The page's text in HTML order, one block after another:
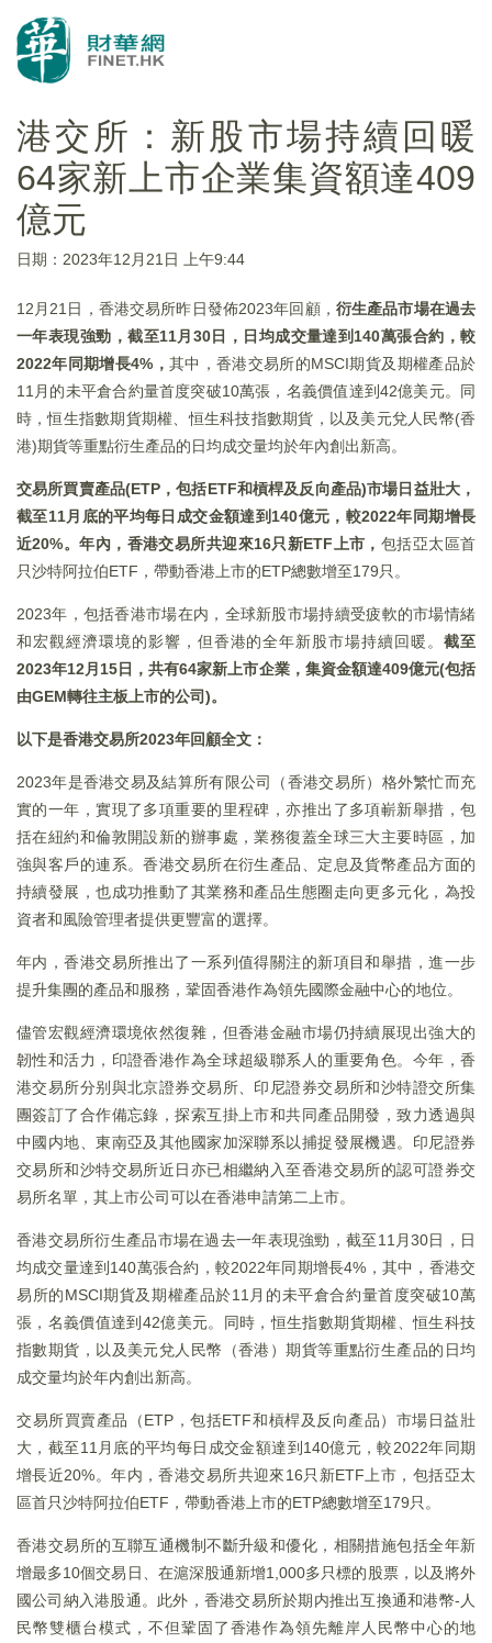
港交所：新股市場持續回暖
64家新上市企業集資額達409
億元
日期：2023年12月21日 上午9:44
12月21日，香港交易所昨日發佈2023年回顧， 衍生產品市場在過去
一年表現強勁，截至11月30日，日均成交量達到140萬張合約，較
2022年同期增長4%， 其中，香港交易所的MSCI期貨及期權產品於
11月的未平倉合約量首度突破10萬張，名義價值達到42億美元。同
時，恒生指數期貨期權、恒生科技指數期貨，以及美元兌人民幣(香
港)期貨等重點衍生產品的日均成交量均於年內創出新高。
交易所買賣產品(ETP，包括ETF和槓桿及反向產品)市場日益壯大，
截至11月底的平均每日成交金額達到140億元，較2022年同期增長
近20%。年內，香港交易所共迎來16只新ETF上市， 包括亞太區首
只沙特阿拉伯ETF，帶動香港上市的ETP總數增至179只。
2023年，包括香港市場在内，全球新股市場持續受疲軟的市場情緒
和宏觀經濟環境的影響，但香港的全年新股市場持續回暖。截至
2023年12月15日，共有64家新上市企業，集資金額達409億元(包括
由GEM轉往主板上市的公司)。
以下是香港交易所2023年回顧全文：
2023年是香港交易及結算所有限公司（香港交易所）格外繁忙而充
實的一年，實現了多項重要的里程碑，亦推出了多項嶄新舉措，包
括在紐約和倫敦開設新的辦事處，業務復蓋全球三大主要時區，加
強與客戶的連系。香港交易所在衍生產品、定息及貨幣產品方面的
持續發展，也成功推動了其業務和產品生態圈走向更多元化，為投
資者和風險管理者提供更豐富的選擇。
年内，香港交易所推出了一系列值得關注的新項目和舉措，進一步
提升集團的產品和服務，鞏固香港作為領先國際金融中心的地位。
儘管宏觀經濟環境依然復雜，但香港金融市場仍持續展現出強大的
韌性和活力，印證香港作為全球超級聯系人的重要角色。今年，香
港交易所分别與北京證券交易所、印尼證券交易所和沙特證交所集
團簽訂了合作備忘錄，探索互掛上市和共同產品開發，致力透過與
中國内地、東南亞及其他國家加深聯系以捕捉發展機遇。印尼證券
交易所和沙特交易所近日亦已相繼納入至香港交易所的認可證券交
易所名單，其上市公司可以在香港申請第二上市。
香港交易所衍生產品市場在過去一年表現強勁，截至11月30日，日
均成交量達到140萬張合約，較2022年同期增長4%，其中，香港交
易所的MSCI期貨及期權產品於11月的未平倉合約量首度突破10萬
張，名義價值達到42億美元。同時，恒生指數期貨期權、恒生科技
指數期貨，以及美元兌人民幣（香港）期貨等重點衍生產品的日均
成交量均於年内創出新高。
交易所買賣產品（ETP，包括ETF和槓桿及反向產品）市場日益壯
大，截至11月底的平均每日成交金額達到140億元，較2022年同期
增長近20%。年内，香港交易所共迎來16只新ETF上市，包括亞太
區首只沙特阿拉伯ETF，帶動香港上市的ETP總數增至179只。
香港交易所的互聯互通機制不斷升級和優化，相關措施包括全年新
增最多10個交易日、在滬深股通新增1,000多只標的股票，以及將外
國公司納入港股通。此外，香港交易所於期内推出互換通和港幣-人
民幣雙櫃台模式，不但鞏固了香港作為領先離岸人民幣中心的地